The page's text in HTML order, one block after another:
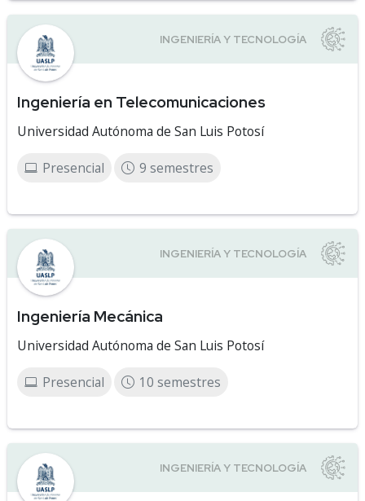
Ingeniería en Telecomunicaciones
Universidad Autónoma de San Luis Potosí
Presencial 9 semestres
Ingeniería Mecánica
Universidad Autónoma de San Luis Potosí
Presencial 10 semestres